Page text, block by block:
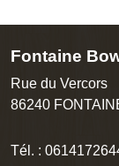
Fontaine
Rue du Vercors
86240
Tél. :